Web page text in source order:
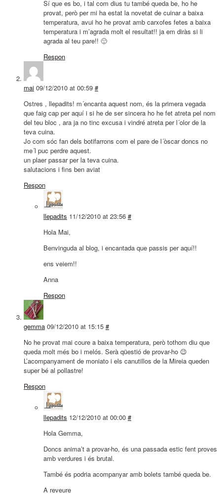
Sí que es bo, i tal com dius tu també queda be, ho he
provat, però per mi ha estat la novetat de cuinar a baixa
temperatura, avui ho he provat amb carxofes fetes a baixa
temperatura i m’agrada molt el resultat!! ja em diràs si li
agrada al teu pare!! 🙂
Respon
mai 09/12/2010 at 00:59 #
Ostres , llepadits! m´encanta aquest nom, és la primera vegada
que faig cap per aquí i si he de ser sincera ho he fet atreta pel nom
del teu bloc , ara ja no tinc excusa i vindré atreta per l´olor de la
teva cuina.
Jo com sóc fan dels botifarrons com el pare de l´òscar doncs no
me´l puc perdre aquest.
un plaer passar per la teva cuina.
salutacions i fins ben aviat
Respon
llepadits 11/12/2010 at 23:56 #
Hola Mai,
Benvinguda al blog, i encantada que passis per aquí!!
ens veiem!!
Anna
Respon
gemma 09/12/2010 at 15:15 #
No he provat mai coure a baixa temperatura, però tothom diu que
queda molt més bo i melós. Serà qüestió de provar-ho 😉
L’acompanyament de moniato i els canutillos de la Mireia queden
super bé al pollastre!
Respon
llepadits 12/12/2010 at 00:00 #
Hola Gemma,
Doncs anima’t a provar-ho, és una passada estic fent proves
amb verdures i és brutal.
També és podria acompanyar amb bolets també queda be.
A reveure